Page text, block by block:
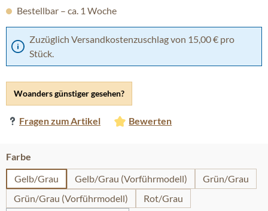
Zuzüglich Versandkostenzuschlag von 15,00 € pro
Stück.
Woanders günstiger gesehen?
Fragen zum Artikel Bewerten
Bestellbar – ca. 1 Woche
Farbe
Gelb/Grau
Gelb/Grau (Vorführmodell)
Grün/Grau
Grün/Grau (Vorführmodell)
Rot/Grau